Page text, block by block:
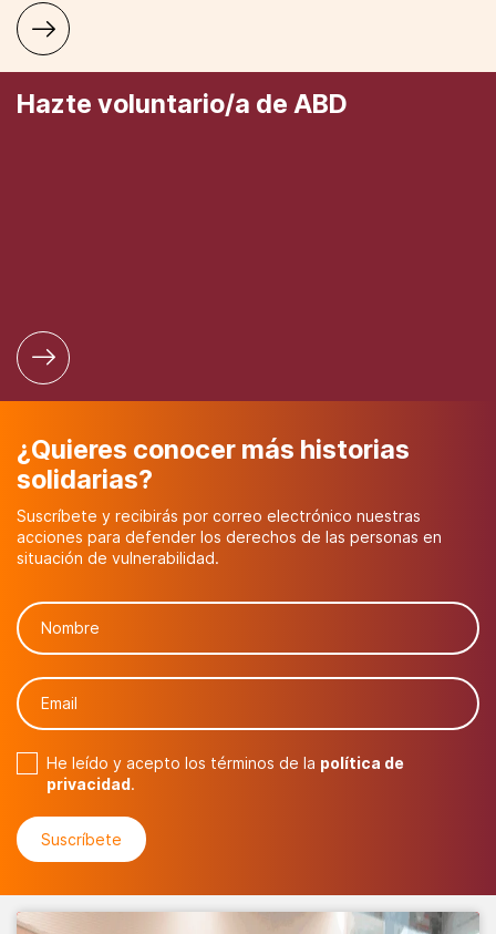
Hazte voluntario/a de ABD
¿Quieres conocer más historias
solidarias?
Suscríbete y recibirás por correo electrónico nuestras
acciones para defender los derechos de las personas en
situación de vulnerabilidad.
He leído y acepto los términos de la política de
privacidad.